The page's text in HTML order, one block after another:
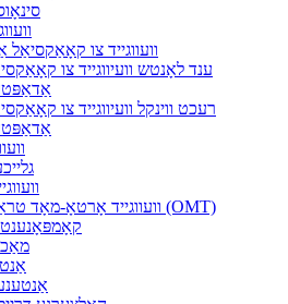
וועווגייד צו
ענד לאָנטש וועיווגייד צו
רעכט ווינקל וועיווגייד צו
וועווגייד אָרטאָ-מאָד טראַנסדוסער (OMT)
מייקראַווייוו RF קאָמפּאָנענט